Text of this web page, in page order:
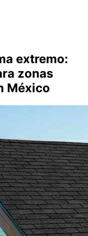
extremo:
zonas
México